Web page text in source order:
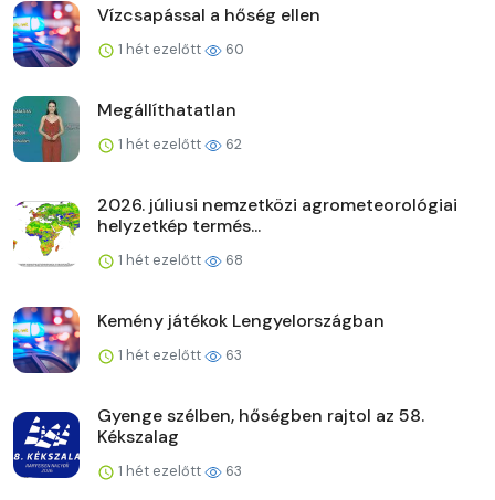
Vízcsapással a hőség ellen
1 hét ezelőtt 60
Megállíthatatlan
1 hét ezelőtt 62
2026. júliusi nemzetközi agrometeorológiai
helyzetkép termés...
1 hét ezelőtt 68
Kemény játékok Lengyelországban
1 hét ezelőtt 63
Gyenge szélben, hőségben rajtol az 58.
Kékszalag
1 hét ezelőtt 63